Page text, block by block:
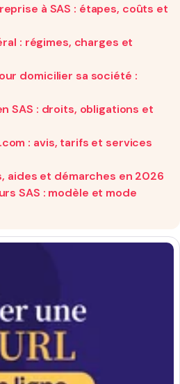
à SAS : étapes, coûts et
: régimes, charges et
domicilier sa société :
SAS : droits, obligations et
: avis, tarifs et services
aides et démarches en 2026
SAS : modèle et mode